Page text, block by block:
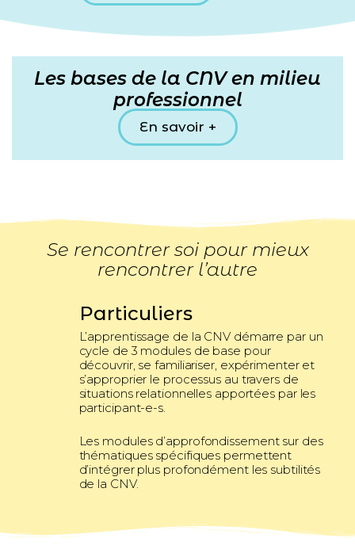
Les bases de la CNV en milieu
professionnel
En savoir +
Se rencontrer soi pour mieux
rencontrer l’autre
Particuliers
L’apprentissage de la CNV démarre par un
cycle de 3 modules de base pour
découvrir, se familiariser, expérimenter et
s’approprier le processus au travers de
situations relationnelles apportées par les
participant-e-s.
Les modules d’approfondissement sur des
thématiques spécifiques permettent
d’intégrer plus profondément les subtilités
de la CNV.